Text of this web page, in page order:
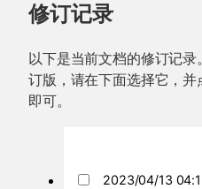
修订记录
以下是当前文档的修订记
订版，请在下面选择它，并
即可。
2023/04/13